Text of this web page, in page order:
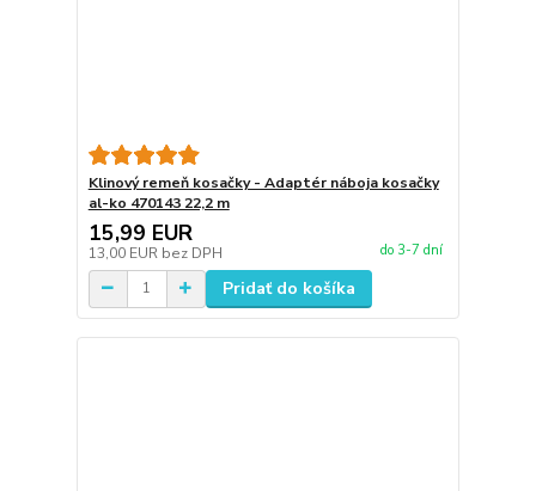
Klinový remeň kosačky - Adaptér náboja kosačky
al-ko 470143 22,2 m
15,99 EUR
13,00 EUR bez DPH do 3-7 dní
Pridať do košíka